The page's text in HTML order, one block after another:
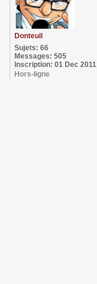
Donteuil
Sujets: 66
Messages: 505
Inscription: 01 Dec 2011
Hors-ligne